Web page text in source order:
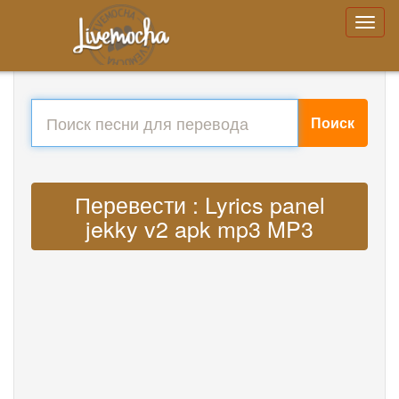
Поиск
Перевести : Lyrics panel
jekky v2 apk mp3 MP3